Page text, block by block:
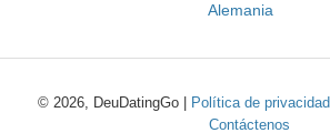
Alemania
© 2026, DeuDatingGo | Política de privacidad
Contáctenos